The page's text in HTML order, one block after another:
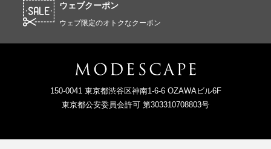
ウェブクーポン
ウェブ限定のオトクなクーポン
150-0041 東京都渋谷区神南1-6-6 OZAWAビル6F
東京都公安委員会許可 第303310708803号